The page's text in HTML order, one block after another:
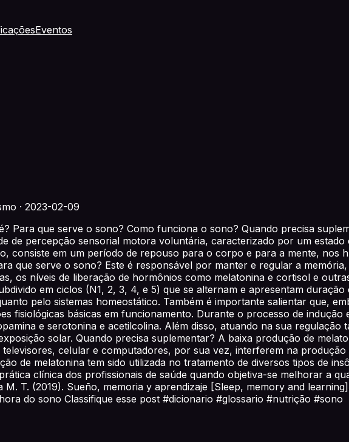
Eventos
· 2023-02-09
Para que serve o sono? Como funciona o sono? Quando precisa
de percepção sensorial motora voluntária, caracterizado por um
consiste em um período de repouso para o corpo e para a mente, nos
que serve o sono? Este é responsável por manter e regular a
os níveis de liberação de hormônios como melatonina e cortisol e
em ciclos (N1, 2, 3, 4, e 5) que se alternam e apresentam
pelo sistemas homeostático. Também é importante salientar que,
fisiológicas básicas em funcionamento. Durante o processo de
e serotonina e acetilcolina. Além disso, atuando na sua
solar. Quando precisa suplementar? A baixa produção de
celular e computadores, por sua vez, interferem na
de melatonina tem sido utilizada no tratamento de diversos tipos de
clínica dos profissionais de saúde quando objetiva-se melhorar a
M. T. (2019). Sueño, memoria y aprendizaje [Sleep, memory and
do sono Classifique esse post #dicionario #glossario #nutrição #sono